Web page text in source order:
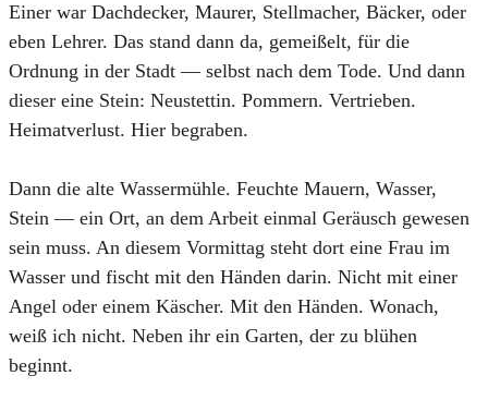
Einer war Dachdecker, Maurer, Stellmacher, Bäcker, oder
eben Lehrer. Das stand dann da, gemeißelt, für die
Ordnung in der Stadt — selbst nach dem Tode. Und dann
dieser eine Stein: Neustettin. Pommern. Vertrieben.
Heimatverlust. Hier begraben.
Dann die alte Wassermühle. Feuchte Mauern, Wasser,
Stein — ein Ort, an dem Arbeit einmal Geräusch gewesen
sein muss. An diesem Vormittag steht dort eine Frau im
Wasser und fischt mit den Händen darin. Nicht mit einer
Angel oder einem Käscher. Mit den Händen. Wonach,
weiß ich nicht. Neben ihr ein Garten, der zu blühen
beginnt.